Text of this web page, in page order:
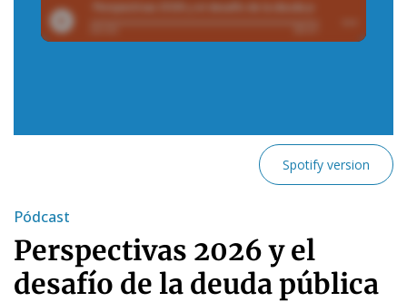
Spotify version
Pódcast
Perspectivas 2026 y el
desafío de la deuda pública